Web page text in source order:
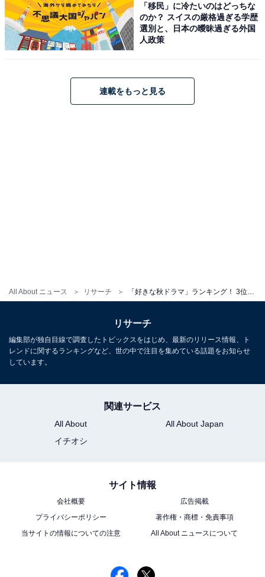
All About ニュース リサーチ
理が並ぶ食卓の風景、何気ない日常の物語がとても好き
なので」（東京都・60代女性）、「season1から見始め
て、スペシャルドラマ、劇場版を見て、season2が始ま
第1位（同率）：『いちばんすきな花』
View this post on Instagram
「移民」に冷たいのはどっちな
のか？ スイスの厳格過ぎる学歴
選別と、日本の曖昧過ぎる外国
人政策
連載をもっと見る
リサーチ
編集部が独自目線で調査したトピックスをはじめ、最新のリリース情報、ト
レンドに関するランキングなど、世の中で注目を集めている話題をお知らせ
しています。
関連サービス
All About
All About Japan
イチオシ
サイト情報
会社概要
広告掲載
プライバシーポリシー
著作権・商標・免責事項
当サイトの情報についての注意
All About ニュースについて